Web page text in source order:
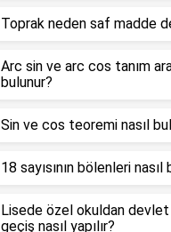
Toprak neden saf madde
Arc sin ve arc cos tanım
bulunur?
Sin ve cos teoremi nasıl
18 sayısının bölenleri nasıl
Lisede özel okuldan
geçiş nasıl yapılır?